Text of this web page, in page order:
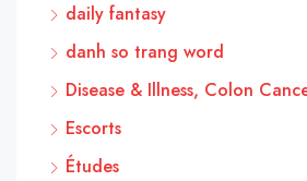
daily fantasy
danh so trang word
Disease & Illness, Colon
Escorts
Études